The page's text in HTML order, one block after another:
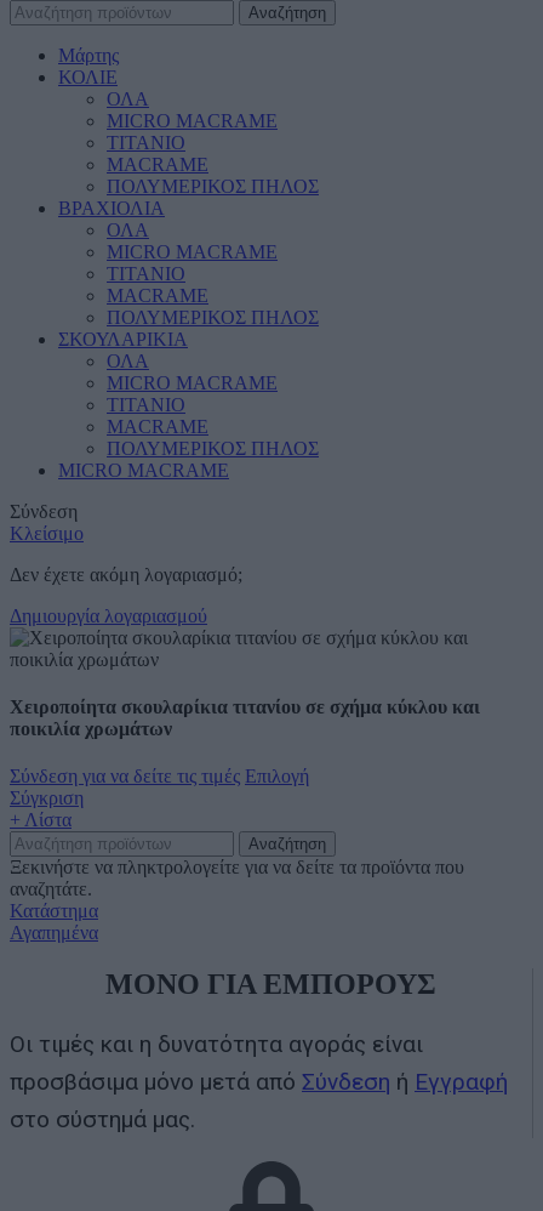
Αναζήτηση
Μάρτης
ΚΟΛΙΕ
ΟΛΑ
MICRO MACRAME
ΤΙΤΑΝΙΟ
MACRAME
ΠΟΛΥΜΕΡΙΚΟΣ ΠΗΛΟΣ
ΒΡΑΧΙΟΛΙΑ
ΟΛΑ
MICRO MACRAME
ΤΙΤΑΝΙΟ
MACRAME
ΠΟΛΥΜΕΡΙΚΟΣ ΠΗΛΟΣ
ΣΚΟΥΛΑΡΙΚΙΑ
ΟΛΑ
MICRO MACRAME
ΤΙΤΑΝΙΟ
MACRAME
ΠΟΛΥΜΕΡΙΚΟΣ ΠΗΛΟΣ
MICRO MACRAME
Σύνδεση
Κλείσιμο
Δεν έχετε ακόμη λογαριασμό;
Δημιουργία λογαριασμού
Χειροποίητα σκουλαρίκια τιτανίου σε σχήμα κύκλου και
ποικιλία χρωμάτων
Σύνδεση για να δείτε τις τιμές Επιλογή
Σύγκριση
+ Λίστα
Αναζήτηση
Ξεκινήστε να πληκτρολογείτε για να δείτε τα προϊόντα που
αναζητάτε.
Κατάστημα
Αγαπημένα
ΜΟΝΟ ΓΙΑ ΕΜΠΟΡΟΥΣ
Οι τιμές και η δυνατότητα αγοράς είναι
προσβάσιμα μόνο μετά από Σύνδεση ή Εγγραφή
στο σύστημά μας.